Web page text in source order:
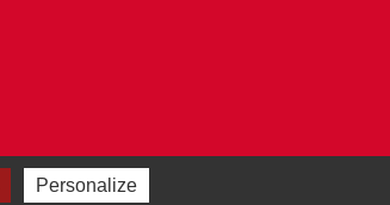
Personalize